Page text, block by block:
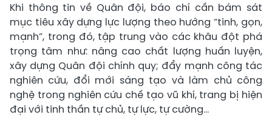
Khi thông tin về Quân đội, báo chí cần bám sát
mục tiêu xây dựng lực lượng theo hướng “tinh, gọn,
mạnh”, trong đó, tập trung vào các khâu đột phá
trọng tâm như: nâng cao chất lượng huấn luyện,
xây dựng Quân đội chính quy; đẩy mạnh công tác
nghiên cứu, đổi mới sáng tạo và làm chủ công
nghệ trong nghiên cứu chế tạo vũ khí, trang bị hiện
đại với tinh thần tự chủ, tự lực, tự cường...